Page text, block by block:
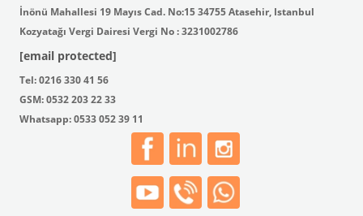
İnönü Mahallesi 19 Mayıs Cad. No:15 34755 Atasehir, Istanbul
Kozyatağı Vergi Dairesi Vergi No : 3231002786
[email protected]
Tel: 0216 330 41 56
GSM: 0532 203 22 33
Whatsapp: 0533 052 39 11